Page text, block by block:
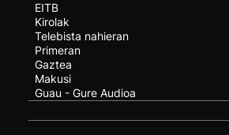
EITB
Kirolak
Telebista nahieran
Primeran
Gaztea
Makusi
Guau - Gure Audioa